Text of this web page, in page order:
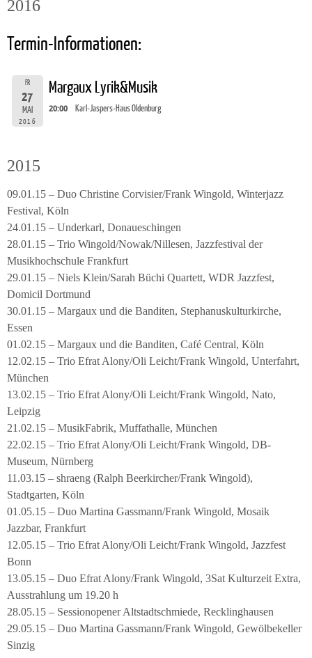
2016
Termin-Informationen:
FR
27
MAI
2016
Margaux Lyrik&Musik
20:00 Karl-Jaspers-Haus Oldenburg
2015
09.01.15 – Duo Christine Corvisier/Frank Wingold, Winterjazz
Festival, Köln
24.01.15 – Underkarl, Donaueschingen
28.01.15 – Trio Wingold/Nowak/Nillesen, Jazzfestival der
Musikhochschule Frankfurt
29.01.15 – Niels Klein/Sarah Büchi Quartett, WDR Jazzfest,
Domicil Dortmund
30.01.15 – Margaux und die Banditen, Stephanuskulturkirche,
Essen
01.02.15 – Margaux und die Banditen, Café Central, Köln
12.02.15 – Trio Efrat Alony/Oli Leicht/Frank Wingold, Unterfahrt,
München
13.02.15 – Trio Efrat Alony/Oli Leicht/Frank Wingold, Nato,
Leipzig
21.02.15 – MusikFabrik, Muffathalle, München
22.02.15 – Trio Efrat Alony/Oli Leicht/Frank Wingold, DB-
Museum, Nürnberg
11.03.15 – shraeng (Ralph Beerkircher/Frank Wingold),
Stadtgarten, Köln
01.05.15 – Duo Martina Gassmann/Frank Wingold, Mosaik
Jazzbar, Frankfurt
12.05.15 – Trio Efrat Alony/Oli Leicht/Frank Wingold, Jazzfest
Bonn
13.05.15 – Duo Efrat Alony/Frank Wingold, 3Sat Kulturzeit Extra,
Ausstrahlung um 19.20 h
28.05.15 – Sessionopener Altstadtschmiede, Recklinghausen
29.05.15 – Duo Martina Gassmann/Frank Wingold, Gewölbekeller
Sinzig